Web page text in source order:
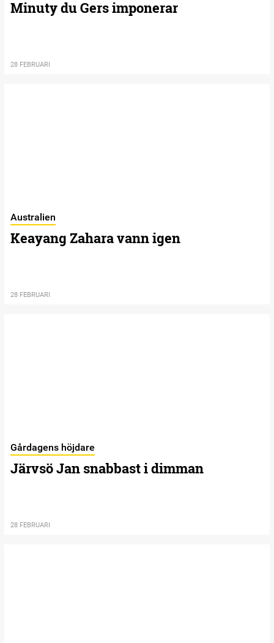
Minuty du Gers imponerar
28 FEBRUARI
Australien
Keayang Zahara vann igen
28 FEBRUARI
Gårdagens höjdare
Järvsö Jan snabbast i dimman
28 FEBRUARI